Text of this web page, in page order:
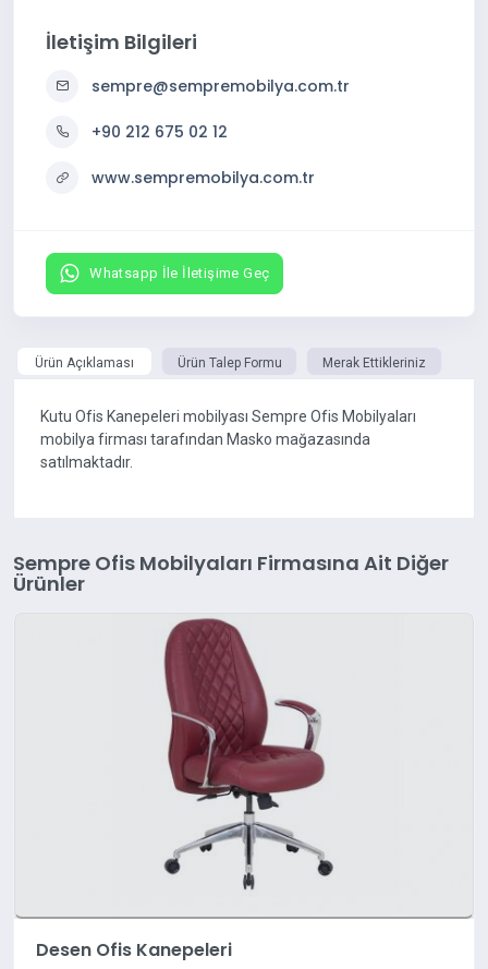
İletişim Bilgileri
sempre@sempremobilya.com.tr
+90 212 675 02 12
www.sempremobilya.com.tr
Whatsapp İle İletişime Geç
Ürün Açıklaması Ürün Talep Formu Merak Ettikleriniz
Kutu Ofis Kanepeleri mobilyası Sempre Ofis Mobilyaları
mobilya firması tarafından Masko mağazasında
satılmaktadır.
Sempre Ofis Mobilyaları Firmasına Ait Diğer
Ürünler
Desen Ofis Kanepeleri